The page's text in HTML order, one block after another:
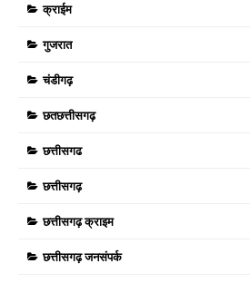
क्राईम
गुजरात
चंडीगढ़
छतछत्तीसगढ़
छत्तीसगढ
छत्तीसगढ़
छत्तीसगढ़ क्राइम
छत्तीसगढ़ जनसंपर्क